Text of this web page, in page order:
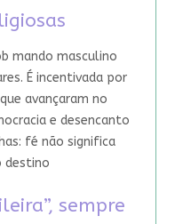
mando masculino
É incentivada por
avançaram no
e desencanto
fé não significa
destino
sempre